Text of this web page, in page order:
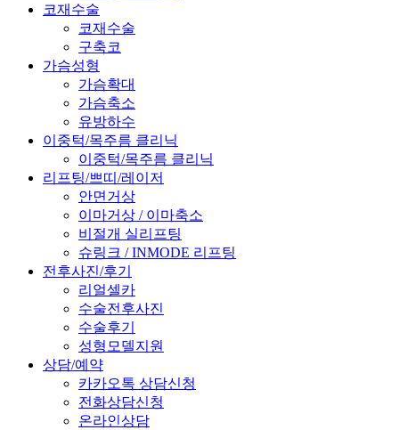
코재수술
코재수술
구축코
가슴성형
가슴확대
가슴축소
유방하수
이중턱/목주름 클리닉
이중턱/목주름 클리닉
리프팅/쁘띠/레이저
안면거상
이마거상 / 이마축소
비절개 실리프팅
슈링크 / INMODE 리프팅
전후사진/후기
리얼셀카
수술전후사진
수술후기
성형모델지원
상담/예약
카카오톡 상담신청
전화상담신청
온라인상담